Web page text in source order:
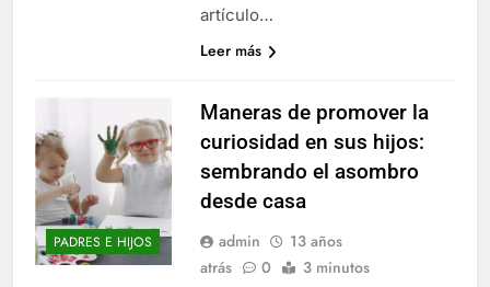
artículo…
Leer más
PADRES E HIJOS
Maneras de promover la
curiosidad en sus hijos:
sembrando el asombro
desde casa
admin
13 años
atrás
0 3 minutos